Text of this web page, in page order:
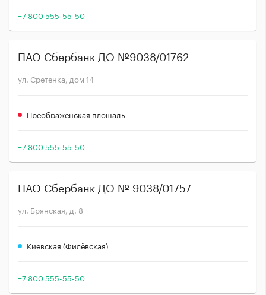
+7 800 555-55-50
ПАО Сбербанк ДО №9038/01762
ул. Сретенка, дом 14
Преображенская площадь
+7 800 555-55-50
ПАО Сбербанк ДО № 9038/01757
ул. Брянская, д. 8
Киевская (Филёвская)
+7 800 555-55-50